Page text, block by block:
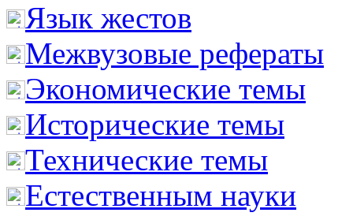
Язык жестов
Межвузовые рефераты
Экономические темы
Исторические темы
Технические темы
Естественным науки